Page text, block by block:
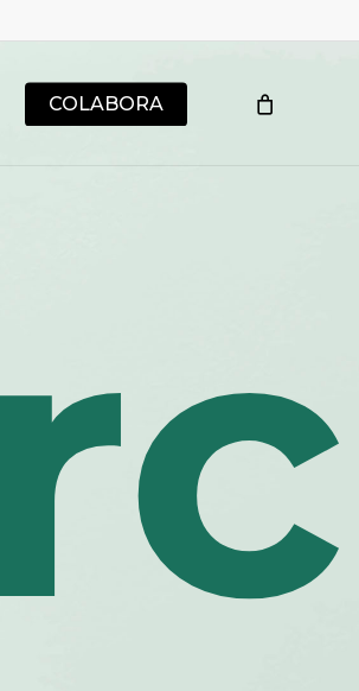
COLABORA